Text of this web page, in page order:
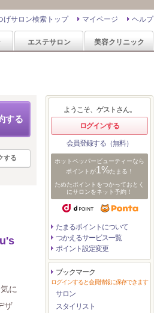
ヘルプ
マイページ
げサロン検索トップ
エステサロン 美容クリニック
する
する
に
ザ
ようこそ、ゲストさん。
ログインする
会員登録する（無料）
ホットペッパービューティーなら
ポイントが1%たまる！
ためたポイントをつかっておとく
にサロンをネット予約！
たまるポイントについて
つかえるサービス一覧
ポイント設定変更
ブックマーク
ログインすると会員情報に保存できます
サロン
スタイリスト